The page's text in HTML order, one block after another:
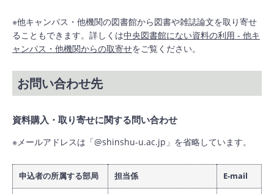
※他キャンパス・他機関の図書館から図書や雑誌論文を取り寄せ
ることもできます。詳しくは中央図書館にない資料の利用 - 他キ
ャンパス・他機関からの取寄せをご覧ください。
お問い合わせ先
資料購入・取り寄せに関する問い合わせ
※メールアドレスは「@shinshu-u.ac.jp」を省略しています。
申込者の所属する部局 担当係 E-mail